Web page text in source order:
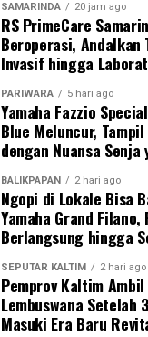
SAMARINDA 20 jam ago
RS PrimeCare
Beroperasi,
Invasif hingga
PARIWARA 5 hari ago
Yamaha Fazzio
Blue Meluncur,
dengan Nuansa
BALIKPAPAN 2 hari ago
Ngopi di Lokale Bisa
Yamaha Grand
Berlangsung hingga
SEPUTAR KALTIM 2 hari ago
Pemprov Kaltim
Lembuswana Setelah
Masuki Era Baru